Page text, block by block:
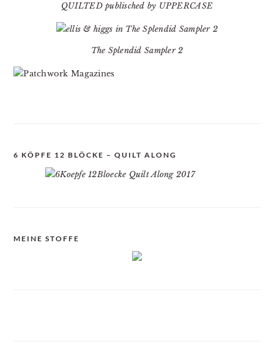
QUILTED publisched by UPPERCASE
The Splendid Sampler 2
6 KÖPFE 12 BLÖCKE – QUILT ALONG
MEINE STOFFE